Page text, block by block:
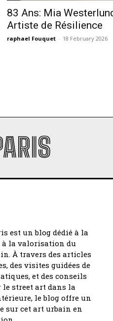
83 Ans: Mia
Artiste de Résilience
raphael Fouquet - 18 February 2026
est un blog dédié à la
à la valorisation du
À travers des articles
des visites guidées de
et des conseils
street art dans la
le blog offre un
sur cet art urbain en